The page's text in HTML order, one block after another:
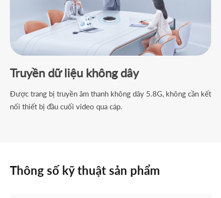
Truyền dữ liệu không dây
Được trang bị truyền âm thanh không dây 5.8G, không cần kết
nối thiết bị đầu cuối video qua cáp.
Thông số kỹ thuật sản phẩm